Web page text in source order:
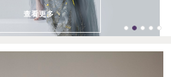
查看更多